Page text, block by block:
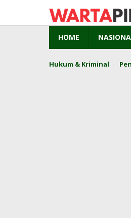
content
HOME
Hukum & Kriminal